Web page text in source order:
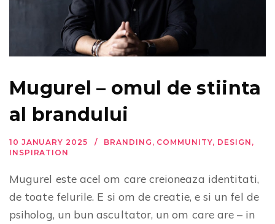
Mugurel – omul de stiinta
al brandului
10 JANUARY 2025 BRANDING , COMMUNITY, DESIGN ,
INSPIRATION
Mugurel este acel om care creioneaza identitati,
de toate felurile. E si om de creatie, e si un fel de
psiholog, un bun ascultator, un om care are – in